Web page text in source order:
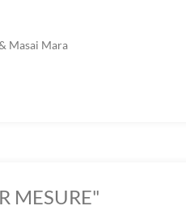
Masai Mara
MESURE"